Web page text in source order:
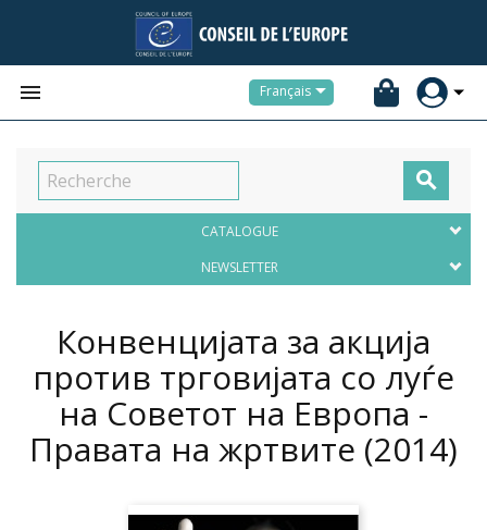
 Français

CATALOGUE
NEWSLETTER
Конвенцијата за акција
против трговијата со луѓе
на Советот на Европа -
Правата на жртвите (2014)